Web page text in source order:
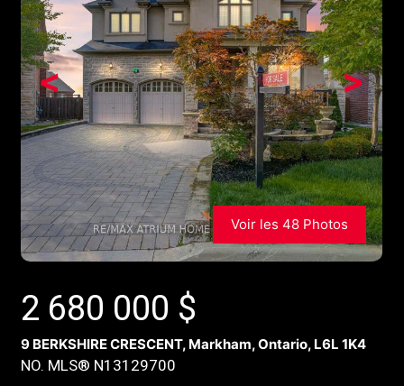
>
<
Voir les 48 Photos
2 680 000 $
9 BERKSHIRE CRESCENT, Markham, Ontario, L6L 1K4
NO. MLS® N13129700